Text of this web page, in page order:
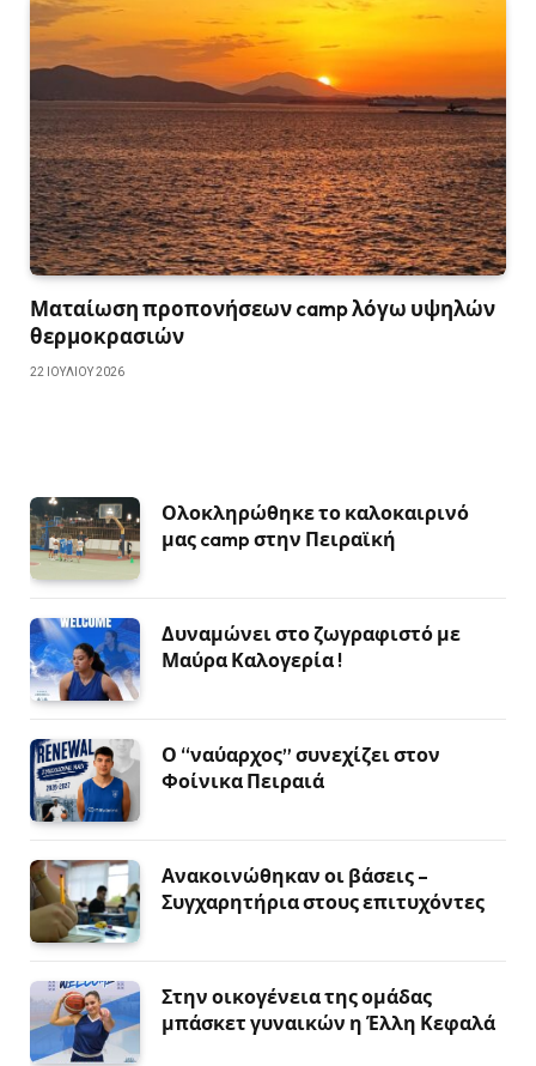
Ματαίωση προπονήσεων camp λόγω υψηλών
θερμοκρασιών
22 ΙΟΥΛΊΟΥ 2026
Ολοκληρώθηκε το καλοκαιρινό
μας camp στην Πειραϊκή
Δυναμώνει στο ζωγραφιστό με
Μαύρα Καλογερία !
Ο “ναύαρχος” συνεχίζει στον
Φοίνικα Πειραιά
Ανακοινώθηκαν οι βάσεις –
Συγχαρητήρια στους επιτυχόντες
Στην οικογένεια της ομάδας
μπάσκετ γυναικών η Έλλη Κεφαλά